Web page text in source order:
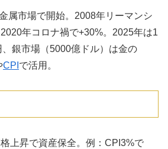
属市場で開始。2008年リーマンシ
年コロナ禍で+30%。2025年は1
銀市場（5000億ドル）は金の
CPI で活用。
上昇で資産保全。例：CPI3%で